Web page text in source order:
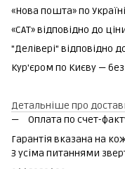
«Нова пошта» по
«САТ» відповідно до
"Делівері" відповідно
Кур'єром по Києву —
Детальніше про
Оплата по счет-
Гарантія вказана на
З усіма питаннями